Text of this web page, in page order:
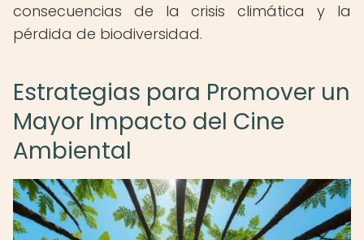
consecuencias de la crisis climática y la
pérdida de biodiversidad.
Estrategias para Promover un
Mayor Impacto del Cine
Ambiental